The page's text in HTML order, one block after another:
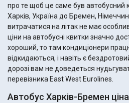
про те щоб це саме був автобусний
Харків, Україна до Бремен,
витрачатися на літак не має
ціни на автобусні квитки значно доступніші. А
хороший, то там кондиціонери
відкидаються, і навіть є
дорозі вам не доведеться
перевізника East West Eurolines.
Автобус Харків-Бремен